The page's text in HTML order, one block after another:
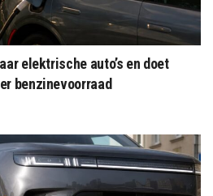
elektrische auto’s en doet
benzinevoorraad